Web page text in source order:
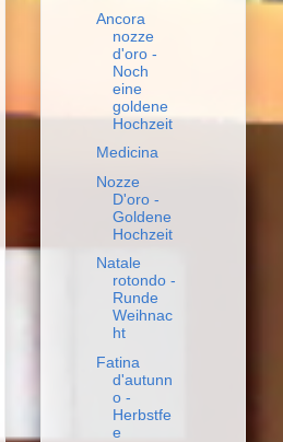
Ancora
nozze
d'oro -
Noch
eine
goldene
Hochzeit
Medicina
Nozze
D'oro -
Goldene
Hochzeit
Natale
rotondo -
Runde
Weihnac
ht
Fatina
d'autunn
o -
Herbstfe
e